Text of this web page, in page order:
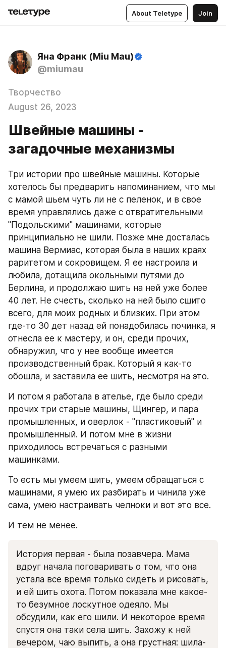
About Teletype Join
Яна Франк (Miu Mau)
@miumau
Творчество
August 26, 2023
Швейные машины -
загадочные механизмы
Три истории про швейные машины. Которые
хотелось бы предварить напоминанием, что мы
с мамой шьем чуть ли не с пеленок, и в свое
время управлялись даже с отвратительными
"Подольскими" машинами, которые
принципиально не шили. Позже мне досталась
машина Вермиас, которая была в наших краях
раритетом и сокровищем. Я ее настроила и
любила, дотащила окольными путями до
Берлина, и продолжаю шить на ней уже более
40 лет. Не счесть, сколько на ней было сшито
всего, для моих родных и близких. При этом
где-то 30 дет назад ей понадобилась починка, я
отнесла ее к мастеру, и он, среди прочих,
обнаружил, что у нее вообще имеется
производственный брак. Который я как-то
обошла, и заставила ее шить, несмотря на это.
И потом я работала в ателье, где было среди
прочих три старые машины, Щингер, и пара
промышленных, и оверлок - "пластиковый" и
промышленный. И потом мне в жизни
приходилось встречаться с разными
машинками.
То есть мы умеем шить, умеем обращаться с
машинами, я умею их разбирать и чинила уже
сама, умею настраивать челноки и вот это все.
И тем не менее.
История первая - была позавчера. Мама
вдруг начала поговаривать о том, что она
устала все время только сидеть и рисовать,
и ей шить охота. Потом показала мне какое-
то безумное лоскутное одеяло. Мы
обсудили, как его шили. И некоторое время
спустя она таки села шить. Захожу к ней
вечером, чаю выпить, а она грустная: шила-